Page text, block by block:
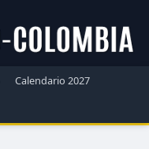
Calendario 2027